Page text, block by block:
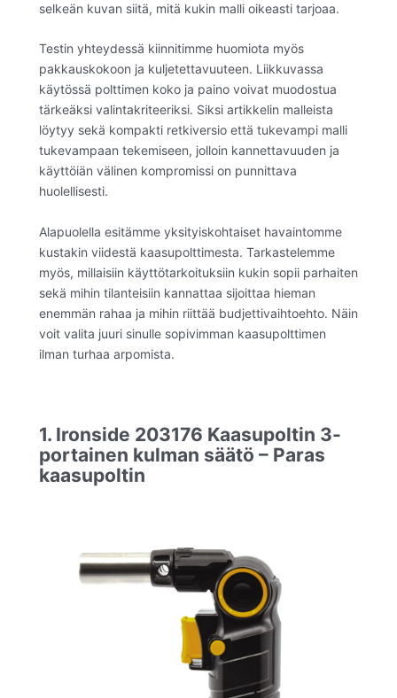
selkeän kuvan siitä, mitä kukin malli oikeasti tarjoaa.
Testin yhteydessä kiinnitimme huomiota myös
pakkauskokoon ja kuljetettavuuteen. Liikkuvassa
käytössä polttimen koko ja paino voivat muodostua
tärkeäksi valintakriteeriksi. Siksi artikkelin malleista
löytyy sekä kompakti retkiversio että tukevampi malli
tukevampaan tekemiseen, jolloin kannettavuuden ja
käyttöiän välinen kompromissi on punnittava
huolellisesti.
Alapuolella esitämme yksityiskohtaiset havaintomme
kustakin viidestä kaasupolttimesta. Tarkastelemme
myös, millaisiin käyttötarkoituksiin kukin sopii parhaiten
sekä mihin tilanteisiin kannattaa sijoittaa hieman
enemmän rahaa ja mihin riittää budjettivaihtoehto. Näin
voit valita juuri sinulle sopivimman kaasupolttimen
ilman turhaa arpomista.
1. Ironside 203176 Kaasupoltin 3-
portainen kulman säätö – Paras
kaasupoltin